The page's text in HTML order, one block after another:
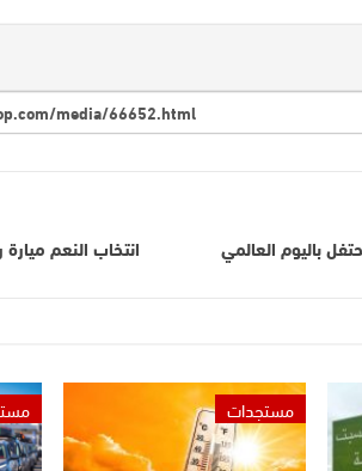
باليوم العالمي انتخاب النعم
مستجدات